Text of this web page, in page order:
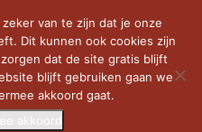
van te zijn dat je onze
Dit kunnen ook cookies zijn
dat de site gratis blijft
blijft gebruiken gaan we
akkoord gaat.
akkoord